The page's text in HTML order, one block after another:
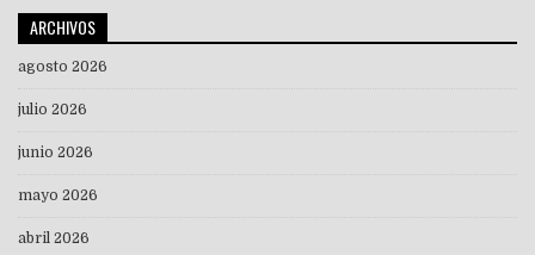
ARCHIVOS
agosto 2026
julio 2026
junio 2026
mayo 2026
abril 2026